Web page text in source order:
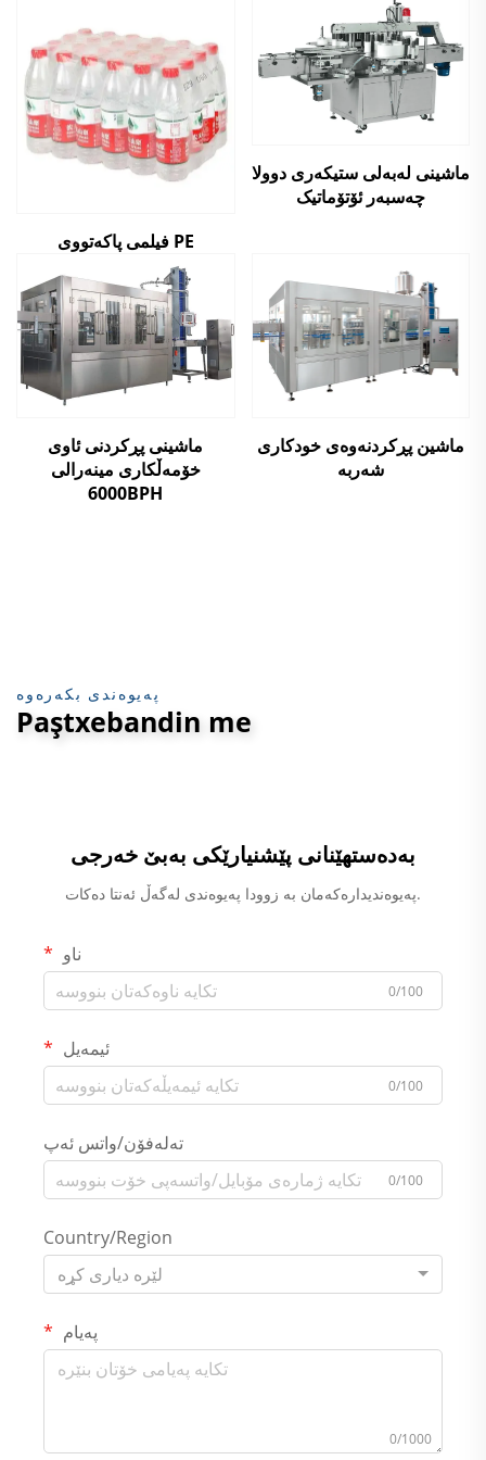
فیلمی پاکەتووی PE
ماشینی لەبەلی ستیکەری دوولا
چەسبەر ئۆتۆماتیک
ماشینی پڕکردنی ئاوی
خۆمەڵکاری مینەرالی
6000BPH
ماشین پڕکردنەوەی خودکاری
شەربە
پەیوەندی بکەرەوە
Paştxebandin me
بەدەستهێنانی پێشنیارێکی بەبێ خەرجی
پەیوەندیدارەکەمان بە زوودا پەیوەندی لەگەڵ ئەنتا دەکات.
ناو
0/100
ئیمەیل
0/100
تەلەفۆن/واتس ئەپ
0/100
Country/Region
لێرە دیاری کړە
پەیام
0/1000